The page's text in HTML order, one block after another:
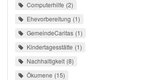
Computerhilfe 2
Ehevorbereitung 1
GemeindeCaritas 1
Kindertagesstätte 1
Nachhaltigkeit 8
Ökumene 15